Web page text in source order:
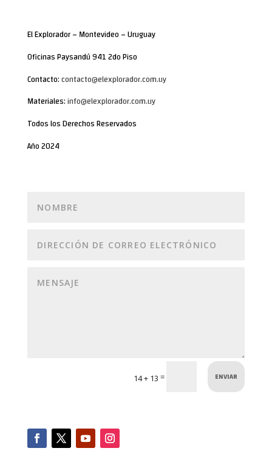
El Explorador – Montevideo – Uruguay
Oficinas Paysandú 941 2do Piso
Contacto:contacto@elexplorador.com.uy
Materiales:info@elexplorador.com.uy
Todos los Derechos Reservados
Año 2024
14 + 13 = ENVIAR